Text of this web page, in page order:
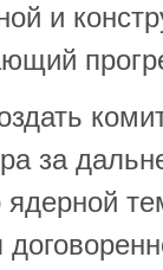
и
за
ядерной